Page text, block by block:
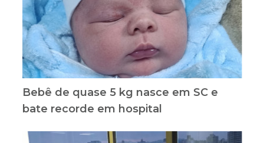
Bebê de quase 5 kg nasce em SC e
bate recorde em hospital